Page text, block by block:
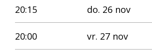
20:15 do. 26 nov
20:00 vr. 27 nov